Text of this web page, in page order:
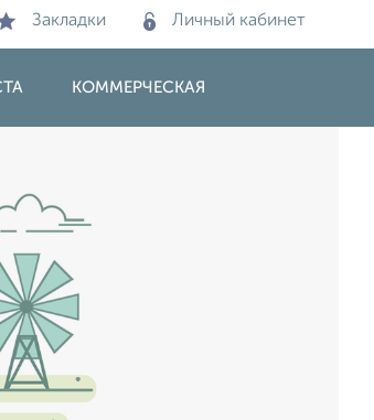
Закладки Личный кабинет
КОММЕРЧЕСКАЯ